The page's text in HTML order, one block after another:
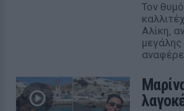
Τον
Αλίκη,
μεγάλης